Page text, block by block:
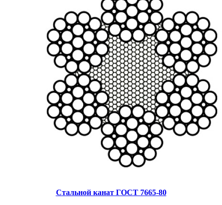
Стальной канат ГОСТ 7665-80